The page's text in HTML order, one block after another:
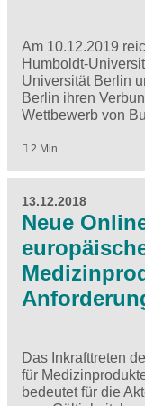
Am 10.12.2019
Humboldt-
Universität Berlin
Berlin ihren
Wettbewerb von
2 Min
13.12.2018
Neue
Das Inkrafttreten
für
bedeutet für die